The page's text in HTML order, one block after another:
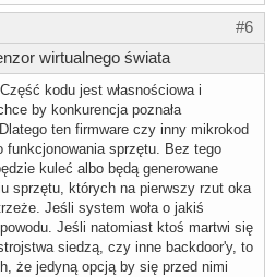
#6
wirtualnego świata
kodu jest własnościowa i
by konkurencja poznała
ten firmware czy inny mikrokod
funkcjonowania sprzętu. Bez tego
kuleć albo będą generowane
sprzętu, których na pierwszy rzut oka
Jeśli system woła o jakiś
Jeśli natomiast ktoś martwi się
siedzą, czy inne backdoor'y, to
że jedyną opcją by się przed nimi